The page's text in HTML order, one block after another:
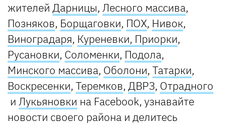
жителей Дарницы, Лесного массива,
Позняков, Борщаговки, ПОХ, Нивок,
Виноградаря, Куреневки, Приорки,
Русановки, Соломенки, Подола,
Минского массива, Оболони, Татарки,
Воскресенки, Теремков, ДВРЗ, Отрадного
и Лукьяновки на Facebook, узнавайте
новости своего района и делитесь